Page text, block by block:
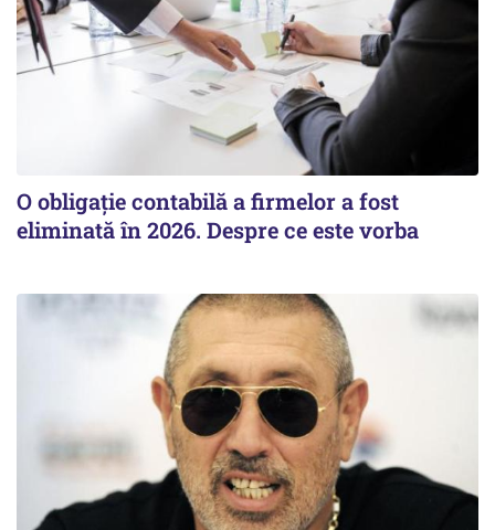
O obligație contabilă a firmelor a fost
eliminată în 2026. Despre ce este vorba